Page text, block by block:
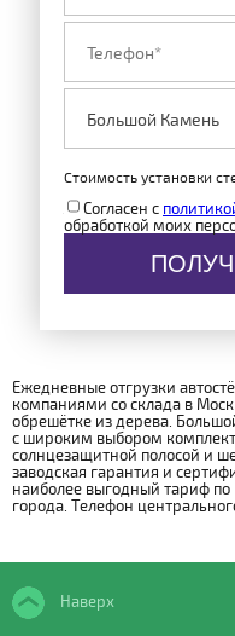
Стоимость установки
Согласен с
обработкой моих
Ежедневные отгрузки
компаниями со склада в
обрешётке из дерева.
с широким выбором
солнцезащитной полосой и
заводская гарантия и
наиболее выгодный тариф по
города. Телефон
Наверх